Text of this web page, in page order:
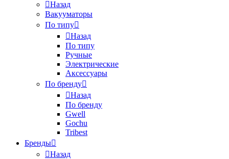
Назад
Вакууматоры
По типу
Назад
По типу
Ручные
Электрические
Аксессуары
По бренду
Назад
По бренду
Gwell
Gochu
Tribest
Бренды
Назад